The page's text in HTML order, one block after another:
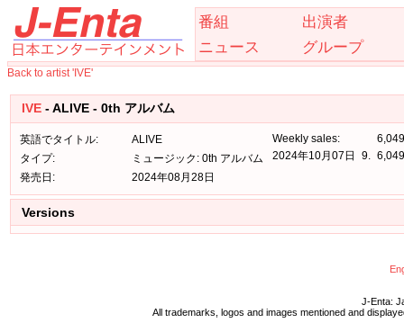
番組
出演者
ニュース
グループ
Back to artist 'IVE'
IVE - ALIVE - 0th アルバム
英語でタイトル:
ALIVE
タイプ:
ミュージック: 0th アルバム
発売日:
2024年08月28日
Weekly sales:
6,049
2024年10月07日
9. 6,049
Versions
J-Enta:
All trademarks, logos and images mentioned and